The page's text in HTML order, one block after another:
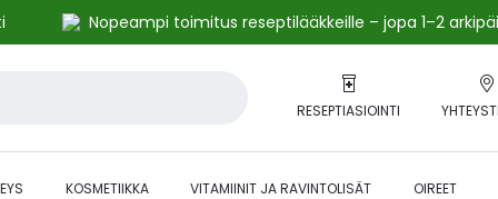
Nopeampi toimitus reseptilääkkeille – jopa 1–2
RESEPTIASIOINTI
KOSMETIIKKA VITAMIINIT JA RAVINTOLISÄT OIREET